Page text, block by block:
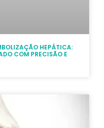
HEPÁTICA:
COM PRECISÃO E